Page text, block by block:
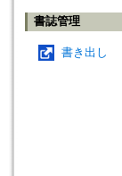
書誌管理
書き出し